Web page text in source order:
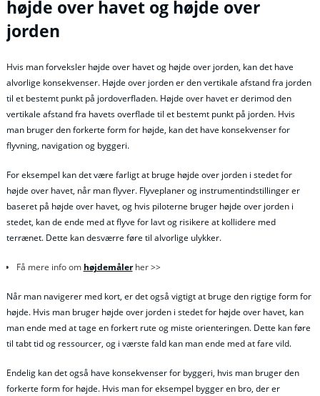
højde over havet og højde over
jorden
Hvis man forveksler højde over havet og højde over jorden, kan det have
alvorlige konsekvenser. Højde over jorden er den vertikale afstand fra jorden
til et bestemt punkt på jordoverfladen. Højde over havet er derimod den
vertikale afstand fra havets overflade til et bestemt punkt på jorden. Hvis
man bruger den forkerte form for højde, kan det have konsekvenser for
flyvning, navigation og byggeri.
For eksempel kan det være farligt at bruge højde over jorden i stedet for
højde over havet, når man flyver. Flyveplaner og instrumentindstillinger er
baseret på højde over havet, og hvis piloterne bruger højde over jorden i
stedet, kan de ende med at flyve for lavt og risikere at kollidere med
terrænet. Dette kan desværre føre til alvorlige ulykker.
Få mere info om højdemålerher >>
Når man navigerer med kort, er det også vigtigt at bruge den rigtige form for
højde. Hvis man bruger højde over jorden i stedet for højde over havet, kan
man ende med at tage en forkert rute og miste orienteringen. Dette kan føre
til tabt tid og ressourcer, og i værste fald kan man ende med at fare vild.
Endelig kan det også have konsekvenser for byggeri, hvis man bruger den
forkerte form for højde. Hvis man for eksempel bygger en bro, der er